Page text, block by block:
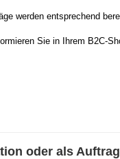
werden entsprechend
Sie in Ihrem B2C-
oder als